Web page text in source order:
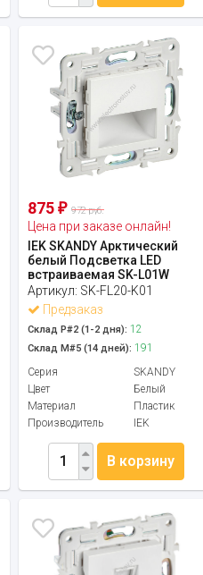
875₽ 972 руб.
Цена при заказе онлайн!
IEK SKANDY Арктический
белый Подсветка LED
встраиваемая SK-L01W
Артикул: SK-FL20-K01
Предзаказ
Склад Р#2 (1-2 дня): 12
Склад М#5 (14 дней): 191
Серия
SKANDY
Цвет
Белый
Материал
Пластик
Производитель
IEK
В корзину